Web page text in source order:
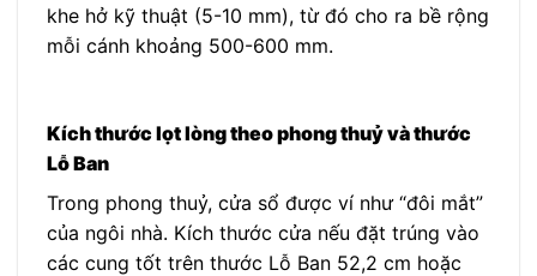
khe hở kỹ thuật (5-10 mm), từ đó cho ra bề rộng
mỗi cánh khoảng 500-600 mm.
Kích thước lọt lòng theo phong thuỷ và thước
Lỗ Ban
Trong phong thuỷ, cửa sổ được ví như “đôi mắt”
của ngôi nhà. Kích thước cửa nếu đặt trúng vào
các cung tốt trên thước Lỗ Ban 52,2 cm hoặc